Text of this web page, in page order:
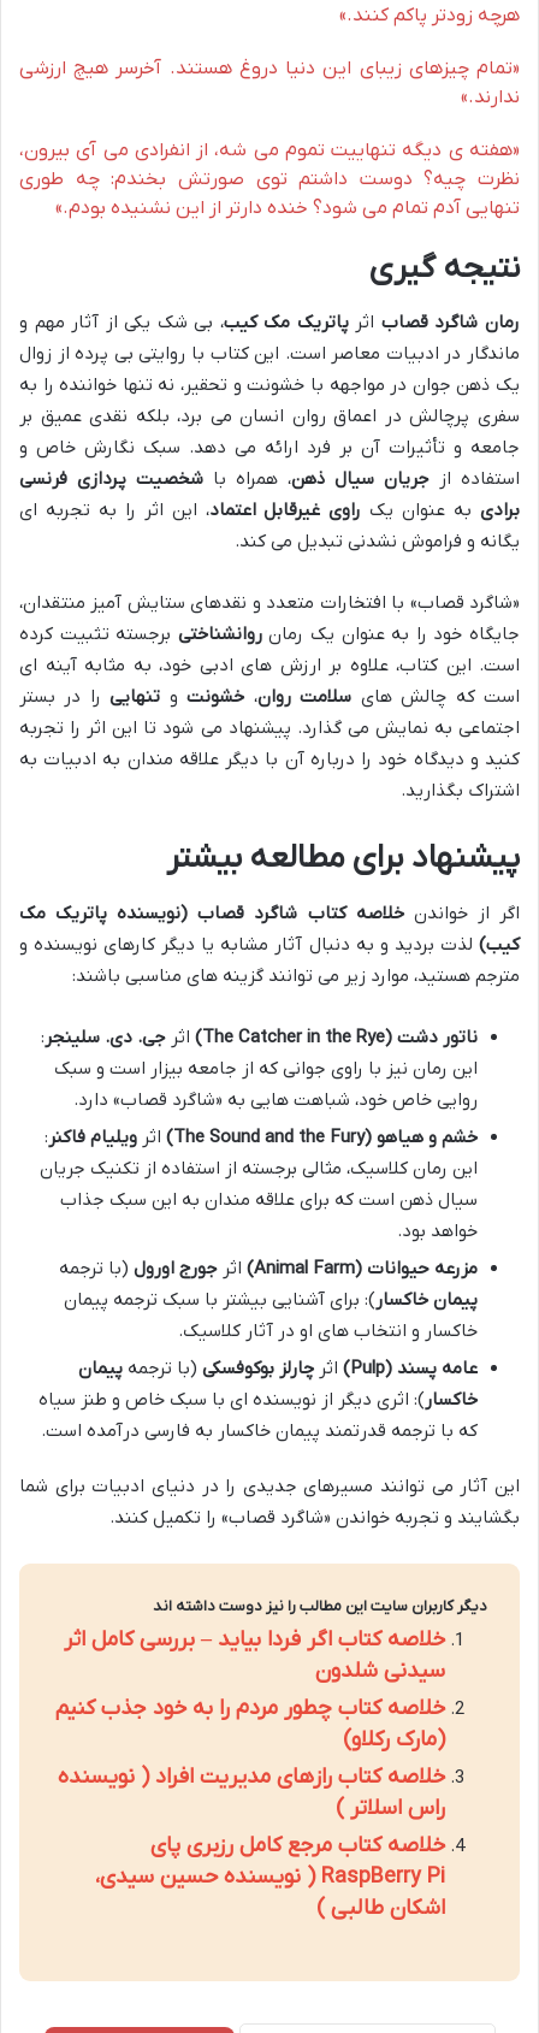
هرچه زودتر پاکم کنند.»
«تمام چیزهای زیبای این دنیا دروغ هستند. آخرسر هیچ ارزشی
ندارند.»
«هفته ی دیگه تنهاییت تموم می شه، از انفرادی می آی بیرون،
نظرت چیه؟ دوست داشتم توی صورتش بخندم: چه طوری
تنهایی آدم تمام می شود؟ خنده دارتر از این نشنیده بودم.»
نتیجه گیری
رمان شاگرد قصاب اثرپاتریک مک کیب، بی شک یکی از آثار مهم و
ماندگار در ادبیات معاصر است. این کتاب با روایتی بی پرده از زوال
یک ذهن جوان در مواجهه با خشونت و تحقیر، نه تنها خواننده را به
سفری پرچالش در اعماق روان انسان می برد، بلکه نقدی عمیق بر
جامعه و تأثیرات آن بر فرد ارائه می دهد. سبک نگارش خاص و
استفاده از جریان سیال ذهن، همراه با شخصیت پردازی فرنسی
برادیبه عنوان یک راوی غیرقابل اعتماد، این اثر را به تجربه ای
یگانه و فراموش نشدنی تبدیل می کند.
«شاگرد قصاب» با افتخارات متعدد و نقدهای ستایش آمیز منتقدان،
جایگاه خود را به عنوان یک رمانروانشناختی برجسته تثبیت کرده
است. این کتاب، علاوه بر ارزش های ادبی خود، به مثابه آینه ای
است که چالش های سلامت روان، خشونتو تنهاییرا در بستر
اجتماعی به نمایش می گذارد. پیشنهاد می شود تا این اثر را تجربه
کنید و دیدگاه خود را درباره آن با دیگر علاقه مندان به ادبیات به
اشتراک بگذارید.
پیشنهاد برای مطالعه بیشتر
اگر از خواندنخلاصه کتاب شاگرد قصاب (نویسنده پاتریک مک
کیب) لذت بردید و به دنبال آثار مشابه یا دیگر کارهای نویسنده و
مترجم هستید، موارد زیر می توانند گزینه های مناسبی باشند:
ناتور دشت (The Catcher in the Rye) اثر جی. دی. سلینجر :
این رمان نیز با راوی جوانی که از جامعه بیزار است و سبک
روایی خاص خود، شباهت هایی به «شاگرد قصاب» دارد.
خشم و هیاهو (The Sound and the Fury)
اثر ویلیام فاکنر :
این رمان کلاسیک، مثالی برجسته از استفاده از تکنیک جریان
سیال ذهن است که برای علاقه مندان به این سبک جذاب
خواهد بود.
مزرعه حیوانات (Animal Farm)
اثر جورج اورول (با ترجمه
پیمان خاکسار ): برای آشنایی بیشتر با سبک ترجمه پیمان
خاکسار و انتخاب های او در آثار کلاسیک.
عامه پسند (Pulp)
اثر چارلز بوکوفسکی (با ترجمه پیمان
خاکسار ): اثری دیگر از نویسنده ای با سبک خاص و طنز سیاه
که با ترجمه قدرتمند پیمان خاکسار به فارسی درآمده است.
این آثار می توانند مسیرهای جدیدی را در دنیای ادبیات برای شما
بگشایند و تجربه خواندن «شاگرد قصاب» را تکمیل کنند.
دیگر کاربران سایت این مطالب را نیز دوست داشته اند
خلاصه کتاب اگر فردا بیاید – بررسی کامل اثر
سیدنی شلدون
خلاصه کتاب چطور مردم را به خود جذب کنیم
(مارک رکلاو)
خلاصه کتاب رازهای مدیریت افراد ( نویسنده
راس اسلاتر )
خلاصه کتاب مرجع کامل رزبری پای
RaspBerry Pi ( نویسنده حسین سیدی،
اشکان طالبی )